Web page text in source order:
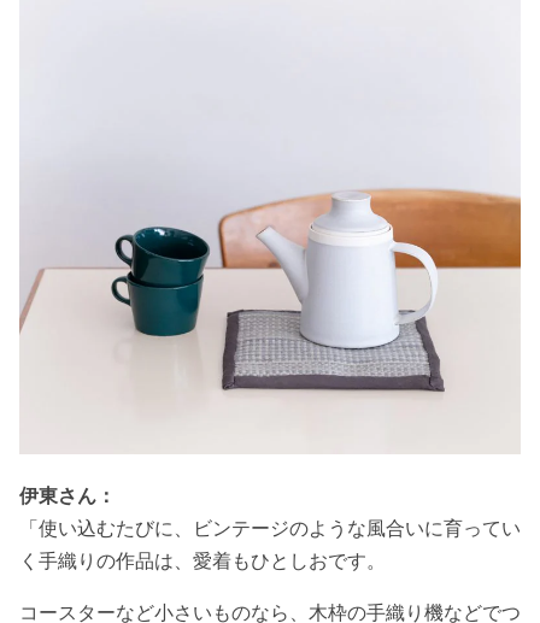
伊東さん：
「使い込むたびに、ビンテージのような風合いに育ってい
く手織りの作品は、愛着もひとしおです。
コースターなど小さいものなら、木枠の手織り機などでつ